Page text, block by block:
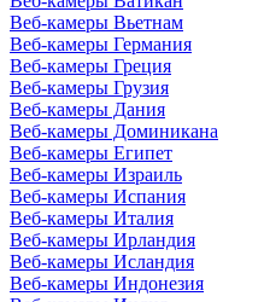
Веб-камеры Вьетнам
Веб-камеры Германия
Веб-камеры Греция
Веб-камеры Грузия
Веб-камеры Дания
Веб-камеры Доминикана
Веб-камеры Египет
Веб-камеры Израиль
Веб-камеры Испания
Веб-камеры Италия
Веб-камеры Ирландия
Веб-камеры Исландия
Веб-камеры Индонезия